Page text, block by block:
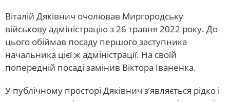
Віталій Дяківнич очолював Миргородську
військову адміністрацію з 26 травня 2022 року. До
цього обіймав посаду першого заступника
начальника цієї ж адміністрації. На своїй
попередній посаді замінив Віктора Іваненка.
У публічному просторі Дяківнич з’являється рідко і